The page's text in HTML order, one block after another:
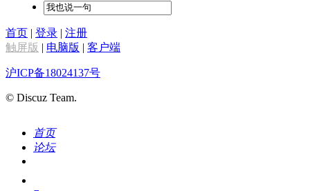
首页 | 登录 | 注册
触屏版 | 电脑版 | 客户端
沪ICP备18024137号
© Discuz Team.
首页
论坛
我的